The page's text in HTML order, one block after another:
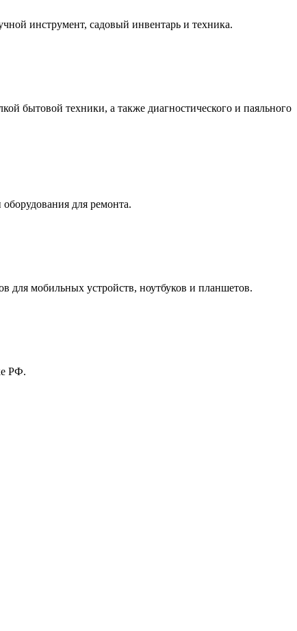
инструмент, садовый инвентарь и техника.
бытовой техники, а также диагностического и паяльного
для ремонта.
для мобильных устройств, ноутбуков и планшетов.
РФ.